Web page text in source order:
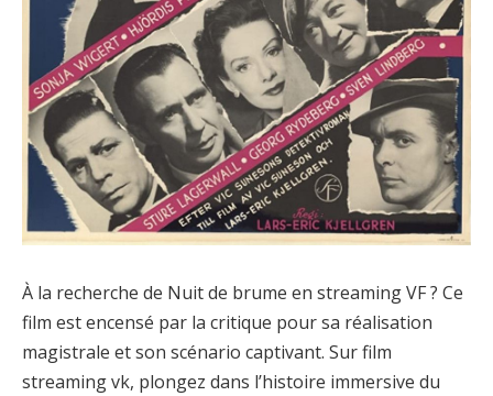
À la recherche de Nuit de brume en streaming VF ? Ce
film est encensé par la critique pour sa réalisation
magistrale et son scénario captivant. Sur film
streaming vk, plongez dans l’histoire immersive du